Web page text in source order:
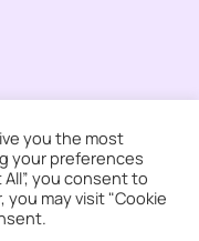
echilibrul tău
de conduită
you the most
your preferences
you consent to
you may visit "Cookie